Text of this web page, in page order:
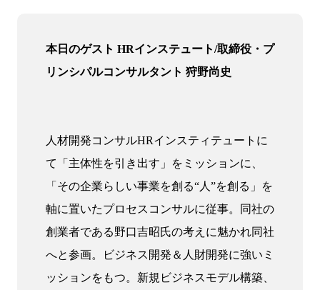
本日のゲスト HRインステュート/取締役・プ
リンシパルコンサルタント 狩野尚史
人材開発コンサルHRインスティテュートに
て「主体性を引き出す」をミッションに、
「その企業らしい事業を創る“人”を創る」を
軸に置いたプロセスコンサルに従事。同社の
創業者である野口吉昭氏の考えに魅かれ同社
へと参画。ビジネス開発＆人財開発に強いミ
ッションをもつ。新規ビジネスモデル構築、